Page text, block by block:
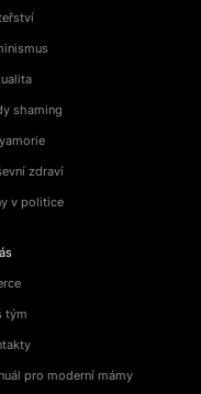
shaming
zdraví
v politice
tým
pro moderní mámy